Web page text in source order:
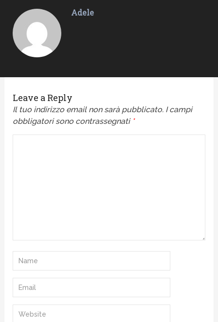
Adele
Leave a Reply
Il tuo indirizzo email non sarà pubblicato. I campi
obbligatori sono contrassegnati *